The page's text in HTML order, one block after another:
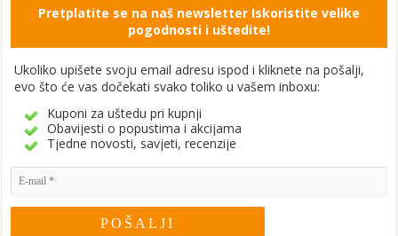
Pretplatite se na naš newsletter Iskoristite velike
pogodnosti i uštedite!
Ukoliko upišete svoju email adresu ispod i kliknete na pošalji,
evo što će vas dočekati svako toliko u vašem inboxu:
Kuponi za uštedu pri kupnji
Obavijesti o popustima i akcijama
Tjedne novosti, savjeti, recenzije